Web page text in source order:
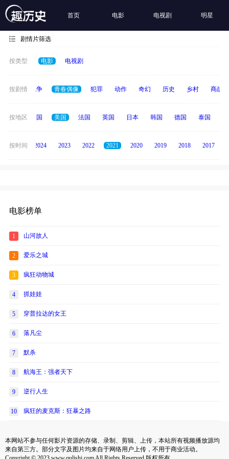
首页 电影 电视剧 明星
剧情片筛选
按类型 电影 电视剧
按剧情
古装 战争 青春偶像 犯罪 动作 奇幻 历史 乡村 商战
按地区
全部 中国 美国 法国 英国 日本 韩国 德国 泰国
按时间
2025 2024 2023 2022 2021 2020 2019 2018 2017
电影榜单
1 山河故人
2 爱乐之城
3 疯狂动物城
4 抓娃娃
5 穿普拉达的女王
6 落凡尘
7 默杀
8 航海王：强者天下
9 逆行人生
10 疯狂的麦克斯：狂暴之路
本网站不参与任何影片资源的存储、录制、剪辑、上传，本站所有视频播放源均
来自第三方。部分文字及图片均来自于网络用户上传，不用于商业活动。